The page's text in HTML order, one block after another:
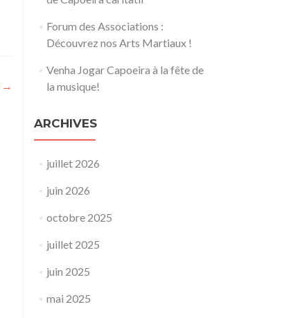
→
Forum des Associations :
Découvrez nos Arts Martiaux !
Venha Jogar Capoeira à la fête de
la musique!
ARCHIVES
juillet 2026
juin 2026
octobre 2025
juillet 2025
juin 2025
mai 2025